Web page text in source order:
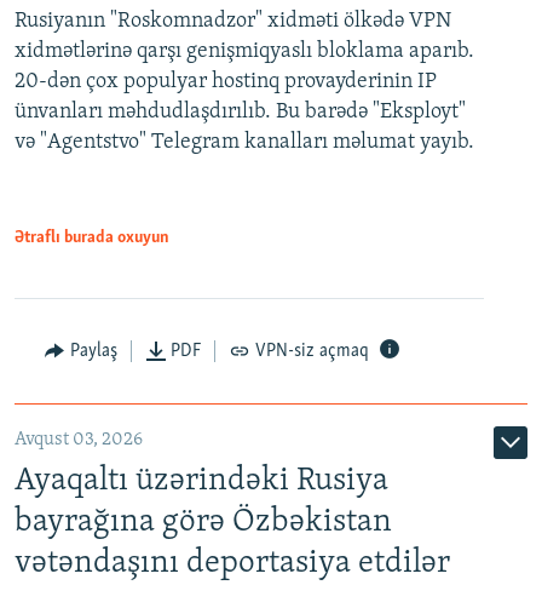
Rusiyanın "Roskomnadzor" xidməti ölkədə VPN
xidmətlərinə qarşı genişmiqyaslı bloklama aparıb.
20-dən çox populyar hostinq provayderinin IP
ünvanları məhdudlaşdırılıb. Bu barədə "Eksployt"
və "Agentstvo" Telegram kanalları məlumat yayıb.
Ətraflı burada oxuyun
Paylaş PDF VPN-siz açmaq
Avqust 03, 2026
Ayaqaltı üzərindəki Rusiya
bayrağına görə Özbəkistan
vətəndaşını deportasiya etdilər